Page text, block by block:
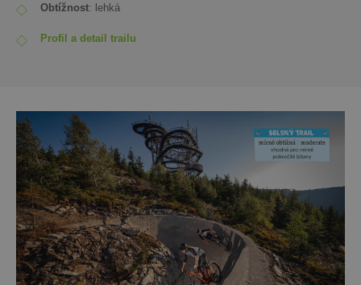
Obtížnost: lehká
Profil a detail trailu